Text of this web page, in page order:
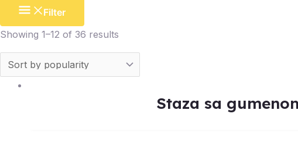
Filter
Showing 1–12 of 36 results
Staza sa